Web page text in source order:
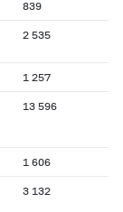
839
2 535
1 257
13 596
1 606
3 132